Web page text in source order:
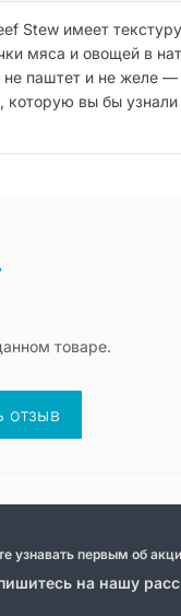
Stew имеет
мяса и овощей в
не паштет и не желе
которую вы бы узнали
товаре.
отзыв
узнавать первым об
на нашу